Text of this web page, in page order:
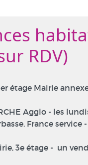
RDV)
étage Mairie
Agglo - les
France service
3e étage - un